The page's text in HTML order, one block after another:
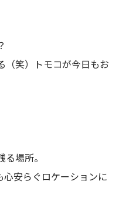
（笑）トモコが今日もお
場所。
安らぐロケーションに